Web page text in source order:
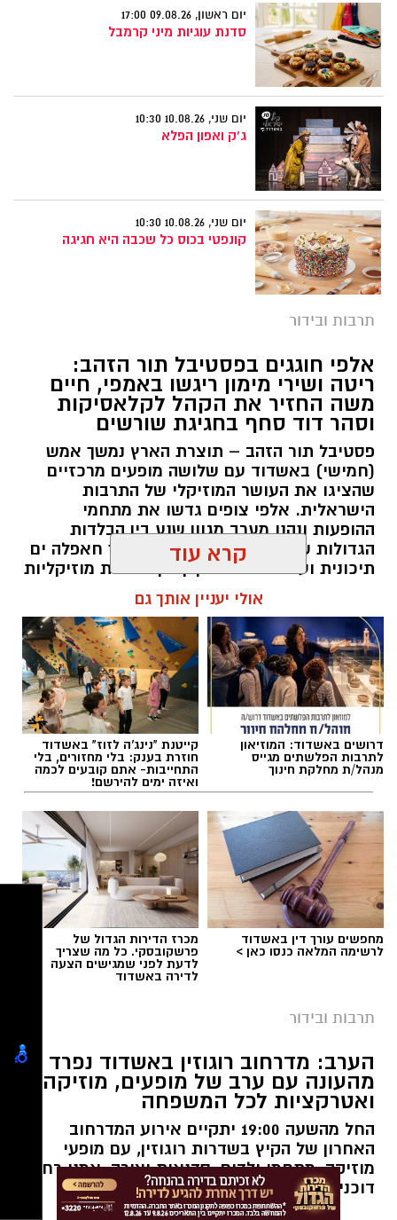
יום ראשון, 09.08.26 17:00
סדנת עוגיות מיני קרמבל
יום שני, 10.08.26 10:30
ג'ק ואפון הפלא
יום שני, 10.08.26 10:30
קונפטי בכוס כל שכבה היא חגיגה
תרבות ובידור
אלפי חוגגים בפסטיבל תור הזהב:
ריטה ושירי מימון ריגשו באמפי, חיים
משה החזיר את הקהל לקלאסיקות
וסהר דוד סחף בחגיגת שורשים
פסטיבל תור הזהב – תוצרת הארץ נמשך אמש
(חמישי) באשדוד עם שלושה מופעים מרכזיים
שהציגו את העושר המוזיקלי של התרבות
הישראלית. אלפי צופים גדשו את מתחמי
ההופעות ונהנו מערב מגוון שנע בין הבלדות
הגדולות של המוזיקה הישראלית, דרך חאפלה ים
תיכונית ועד למפגש מסקרן בין מסורות מוזיקליות
להאזנה לתוכן:
אלדה נתנאל / 10:10 07.08.26
תגים:פסטיבל תור הזהב אשדוד
צילום טוביה סגל
קרא עוד
אולי יעניין אותך גם
דרושים באשדוד: המוזיאון
לתרבות הפלשתים מגייס
מנהל/ת מחלקת חינוך
קייטנת "נינג'ה לזוז" באשדוד
חוזרת בענק: בלי מחזורים, בלי
התחייבות- אתם קובעים לכמה
ואיזה ימים להירשם!
מחפשים עורך דין באשדוד
לרשימה המלאה כנסו כאן >
מכרז הדירות הגדול של
פרשקובסקי. כל מה שצריך
לדעת לפני שמגישים הצעה
לדירה באשדוד
תרבות ובידור
הערב: מדרחוב רוגוזין באשדוד נפרד
מהעונה עם ערב של מופעים, מוזיקה
ואטרקציות לכל המשפחה
החל מהשעה 19:00 יתקיים אירוע המדרחוב
האחרון של הקיץ בשדרות רוגוזין, עם מופעי
מוזיקה, מתחמי ילדים, סדנאות יצירה, אמני רחוב,
דוכני מזון והכניסה חופשית